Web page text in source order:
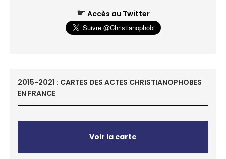
☛ Accès au Twitter
2015-2021 : CARTES DES ACTES CHRISTIANOPHOBES
EN FRANCE
Voir la carte